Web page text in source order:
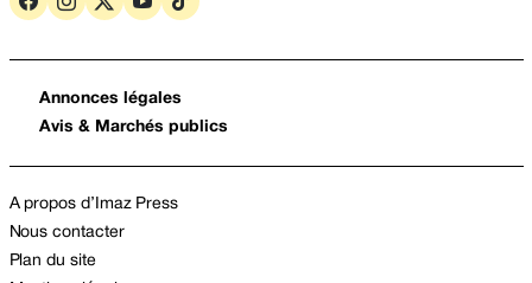
Annonces légales
Avis & Marchés publics
A propos d’Imaz Press
Nous contacter
Plan du site